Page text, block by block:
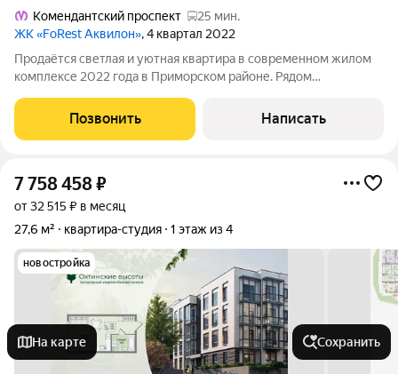
Комендантский проспект
25 мин.
ЖК «FoRest Аквилон», 4 квартал 2022
Продаётся светлая и уютная квартира в современном жилом
комплексе 2022 года в Приморском районе. Рядом
до метро «Комендантский проспект» около 30 минут на
общественном транспорте. В
Позвонить Написать
7 758 458₽
от 32 515 ₽ в месяц
27,6 м²
квартира-студия 1 этаж из 4
новостройка
На карте Сохранить